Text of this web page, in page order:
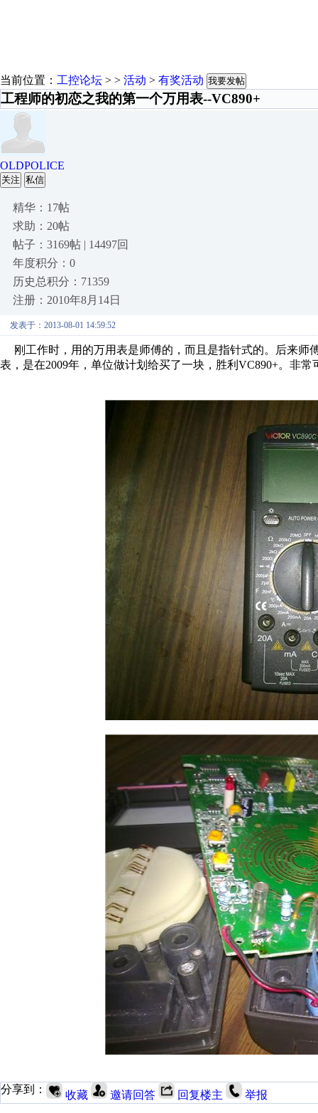
当前位置： 工控论坛 > > 活动 > 有奖活动 我要发帖
工程师的初恋之我的第一个万用表--VC890+
OLDPOLICE
关注 私信
精华：17帖
求助：20帖
帖子：3169帖 | 14497回
年度积分：0
历史总积分：71359
注册：2010年8月14日
发表于：2013-08-01 14:59:52
刚工作时，用的万用表是师傅的，而且是指针式的。后来师
表，是在2009年，单位做计划给买了一块，胜利VC890+。非
分享到： 收藏 邀请回答 回复楼主 举报